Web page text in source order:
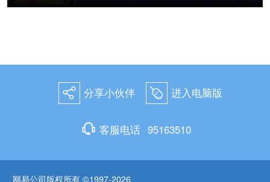
򰀂 分享小伙伴 򰀄 进入电脑版
򰀃 客服电话 95163510
网易公司版权所有 ©1997-2026